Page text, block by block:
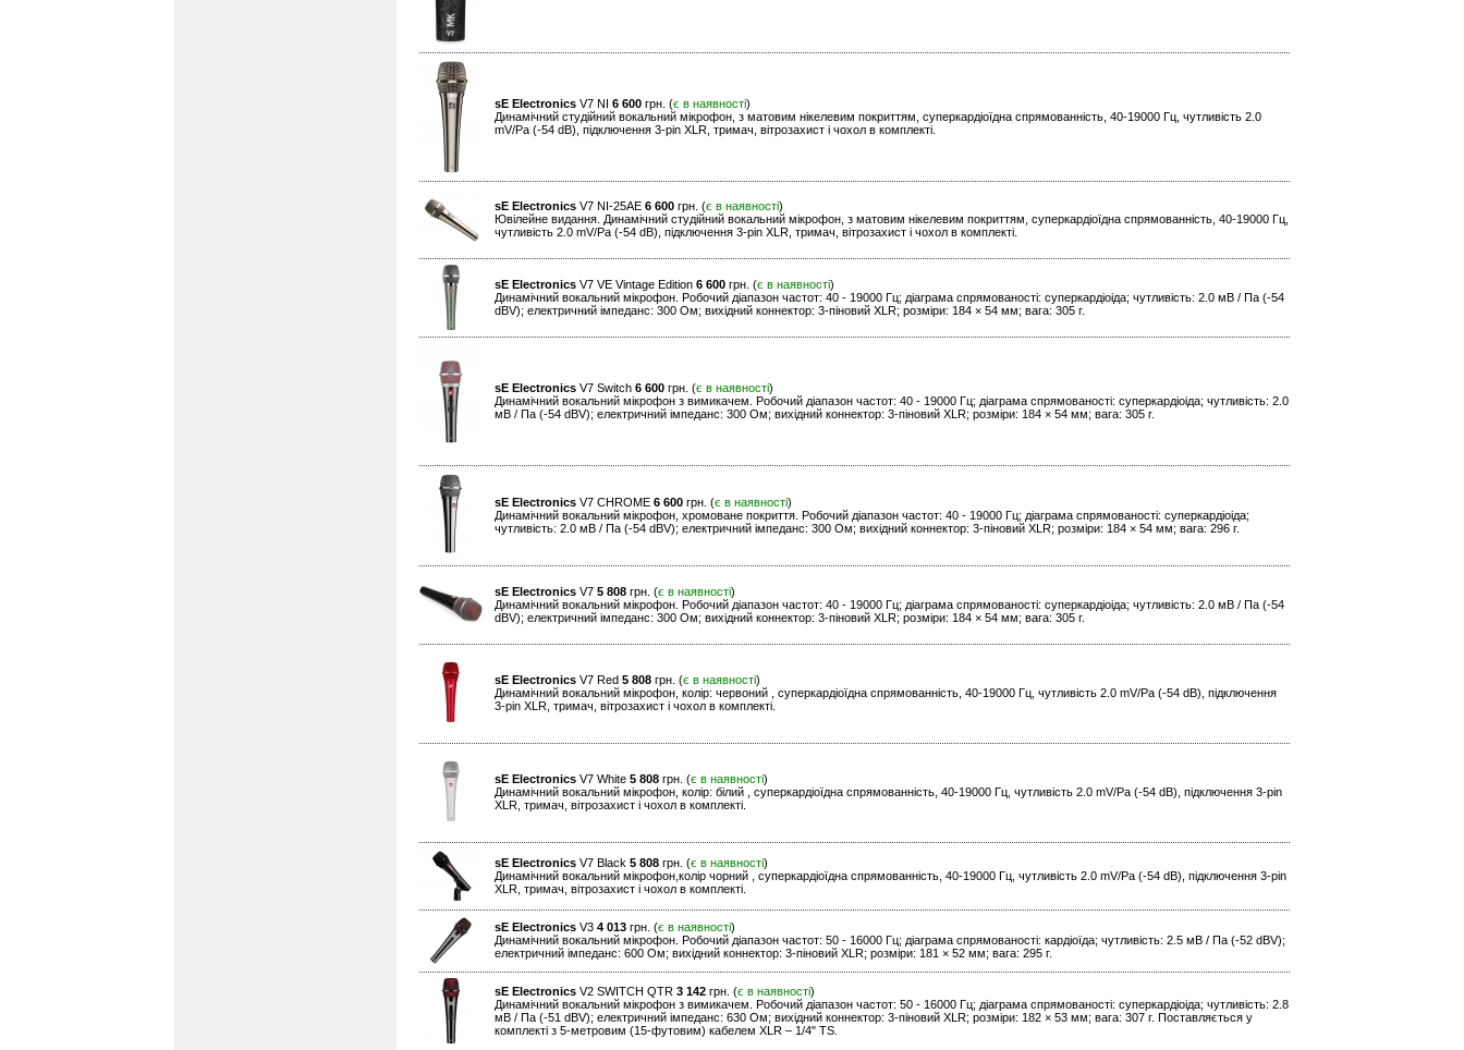
sE Electronics V7 NI 6 600 грн. (є в наявності)
Динамічний студійний вокальний мікрофон, з матовим нікелевим покриттям, суперкардіоїдна спрямованність, 40-19000 Гц, чутливість 2.0
mV/Pa (-54 dB), підключення 3-pin XLR, тримач, вітрозахист і чохол в комплекті.
sE Electronics V7 NI-25AE 6 600 грн. (є в наявності)
Ювілейне видання. Динамічний студійний вокальний мікрофон, з матовим нікелевим покриттям, суперкардіоїдна спрямованність, 40-19000 Гц,
чутливість 2.0 mV/Pa (-54 dB), підключення 3-pin XLR, тримач, вітрозахист і чохол в комплекті.
sE Electronics V7 VE Vintage Edition 6 600 грн. (є в наявності)
Динамічний вокальний мікрофон. Робочий діапазон частот: 40 - 19000 Гц; діаграма спрямованості: суперкардіоіда; чутливість: 2.0 мВ / Па (-54
dBV); електричний імпеданс: 300 Ом; вихідний коннектор: 3-піновий XLR; розміри: 184 × 54 мм; вага: 305 г.
sE Electronics V7 Switch 6 600 грн. (є в наявності)
Динамічний вокальний мікрофон з вимикачем. Робочий діапазон частот: 40 - 19000 Гц; діаграма спрямованості: суперкардіоіда; чутливість: 2.0
мВ / Па (-54 dBV); електричний імпеданс: 300 Ом; вихідний коннектор: 3-піновий XLR; розміри: 184 × 54 мм; вага: 305 г.
sE Electronics V7 CHROME 6 600 грн. (є в наявності)
Динамічний вокальний мікрофон, хромоване покриття. Робочий діапазон частот: 40 - 19000 Гц; діаграма спрямованості: суперкардіоіда;
чутливість: 2.0 мВ / Па (-54 dBV); електричний імпеданс: 300 Ом; вихідний коннектор: 3-піновий XLR; розміри: 184 × 54 мм; вага: 296 г.
sE Electronics V7 5 808 грн. (є в наявності)
Динамічний вокальний мікрофон. Робочий діапазон частот: 40 - 19000 Гц; діаграма спрямованості: суперкардіоіда; чутливість: 2.0 мВ / Па (-54
dBV); електричний імпеданс: 300 Ом; вихідний коннектор: 3-піновий XLR; розміри: 184 × 54 мм; вага: 305 г.
sE Electronics V7 Red 5 808 грн. (є в наявності)
Динамічний вокальний мікрофон, колір: червоний , суперкардіоїдна спрямованність, 40-19000 Гц, чутливість 2.0 mV/Pa (-54 dB), підключення
3-pin XLR, тримач, вітрозахист і чохол в комплекті.
sE Electronics V7 White 5 808 грн. (є в наявності)
Динамічний вокальний мікрофон, колір: білий , суперкардіоїдна спрямованність, 40-19000 Гц, чутливість 2.0 mV/Pa (-54 dB), підключення 3-pin
XLR, тримач, вітрозахист і чохол в комплекті.
sE Electronics V7 Black 5 808 грн. (є в наявності)
Динамічний вокальний мікрофон,колір чорний , суперкардіоїдна спрямованність, 40-19000 Гц, чутливість 2.0 mV/Pa (-54 dB), підключення 3-pin
XLR, тримач, вітрозахист і чохол в комплекті.
sE Electronics V3 4 013 грн. (є в наявності)
Динамічний вокальний мікрофон. Робочий діапазон частот: 50 - 16000 Гц; діаграма спрямованості: кардіоїда; чутливість: 2.5 мВ / Па (-52 dBV);
електричний імпеданс: 600 Ом; вихідний коннектор: 3-піновий XLR; розміри: 181 × 52 мм; вага: 295 г.
sE Electronics V2 SWITCH QTR 3 142 грн. (є в наявності)
Динамічний вокальний мікрофон з вимикачем. Робочий діапазон частот: 50 - 16000 Гц; діаграма спрямованості: суперкардіоіда; чутливість: 2.8
мВ / Па (-51 dBV); електричний імпеданс: 630 Ом; вихідний коннектор: 3-піновий XLR; розміри: 182 × 53 мм; вага: 307 г. Поставляється у
комплекті з 5-метровим (15-футовим) кабелем XLR – 1/4" TS.